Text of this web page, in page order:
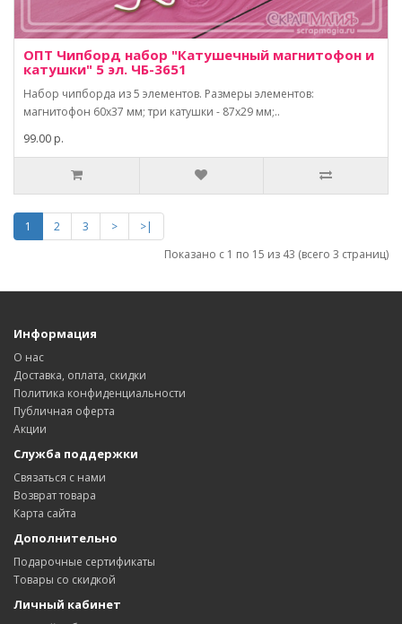
ОПТ Чипборд набор "Катушечный магнитофон и
катушки" 5 эл. ЧБ-3651
Набор чипборда из 5 элементов. Размеры элементов:
магнитофон 60х37 мм; три катушки - 87х29 мм;..
99.00 р.
1 2 3 >
>|
Показано с 1 по 15 из 43 (всего 3 страниц)
Информация
О нас
Доставка, оплата, скидки
Политика конфиденциальности
Публичная оферта
Акции
Служба поддержки
Связаться с нами
Возврат товара
Карта сайта
Дополнительно
Подарочные сертификаты
Товары со скидкой
Личный кабинет